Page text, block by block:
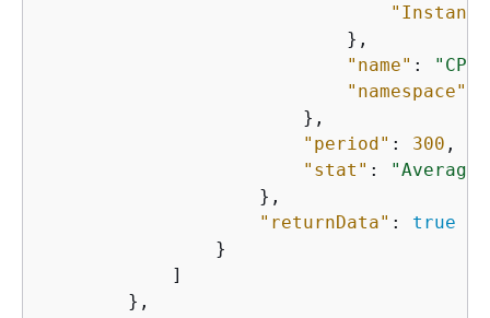
                            },
"name" :
"namespace"
                        },
"period" : 300 ,
"stat" :
"Average"
                    },
"returnData" : true
                }
            ]
        },